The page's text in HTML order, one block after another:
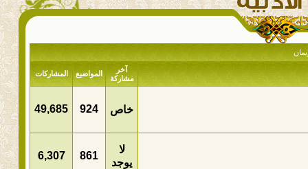
آخر
مشاركة
المواضيع المشاركات
خاص 924
49,685
لا
يوجد
861
6,307